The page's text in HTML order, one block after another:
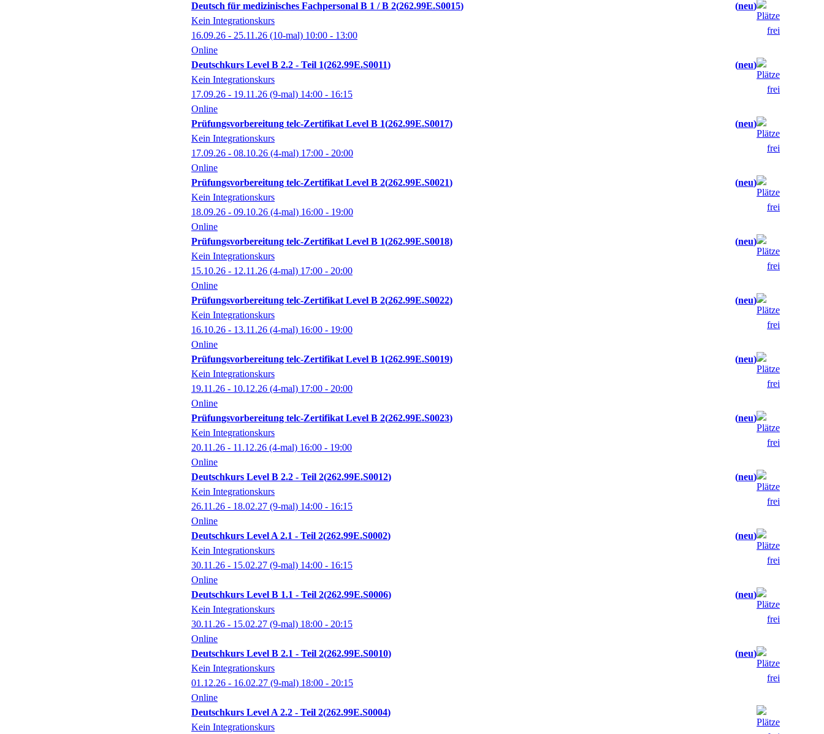
Deutsch für medizinisches Fachpersonal B 1 / B 2 262.99E.S0015
neu
Kein Integrationskurs
16.09.26 - 25.11.26 (10-mal) 10:00 - 13:00
Online
Deutschkurs Level B 2.2 - Teil 1 262.99E.S0011
neu
Kein Integrationskurs
17.09.26 - 19.11.26 (9-mal) 14:00 - 16:15
Online
Prüfungsvorbereitung telc-Zertifikat Level B 1 262.99E.S0017
neu
Kein Integrationskurs
17.09.26 - 08.10.26 (4-mal) 17:00 - 20:00
Online
Prüfungsvorbereitung telc-Zertifikat Level B 2 262.99E.S0021
neu
Kein Integrationskurs
18.09.26 - 09.10.26 (4-mal) 16:00 - 19:00
Online
Prüfungsvorbereitung telc-Zertifikat Level B 1 262.99E.S0018
neu
Kein Integrationskurs
15.10.26 - 12.11.26 (4-mal) 17:00 - 20:00
Online
Prüfungsvorbereitung telc-Zertifikat Level B 2 262.99E.S0022
neu
Kein Integrationskurs
16.10.26 - 13.11.26 (4-mal) 16:00 - 19:00
Online
Prüfungsvorbereitung telc-Zertifikat Level B 1 262.99E.S0019
neu
Kein Integrationskurs
19.11.26 - 10.12.26 (4-mal) 17:00 - 20:00
Online
Prüfungsvorbereitung telc-Zertifikat Level B 2 262.99E.S0023
neu
Kein Integrationskurs
20.11.26 - 11.12.26 (4-mal) 16:00 - 19:00
Online
Deutschkurs Level B 2.2 - Teil 2 262.99E.S0012
neu
Kein Integrationskurs
26.11.26 - 18.02.27 (9-mal) 14:00 - 16:15
Online
Deutschkurs Level A 2.1 - Teil 2 262.99E.S0002
neu
Kein Integrationskurs
30.11.26 - 15.02.27 (9-mal) 14:00 - 16:15
Online
Deutschkurs Level B 1.1 - Teil 2 262.99E.S0006
neu
Kein Integrationskurs
30.11.26 - 15.02.27 (9-mal) 18:00 - 20:15
Online
Deutschkurs Level B 2.1 - Teil 2 262.99E.S0010
neu
Kein Integrationskurs
01.12.26 - 16.02.27 (9-mal) 18:00 - 20:15
Online
Deutschkurs Level A 2.2 - Teil 2 262.99E.S0004
Kein Integrationskurs